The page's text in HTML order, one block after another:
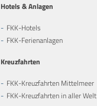
Hotels & Anlagen
FKK-Hotels
FKK-Ferienanlagen
Kreuzfahrten
FKK-Kreuzfahrten Mittelmeer
FKK-Kreuzfahrten in aller Welt